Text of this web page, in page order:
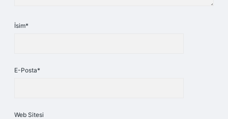
İsim*
E-Posta*
Web Sitesi